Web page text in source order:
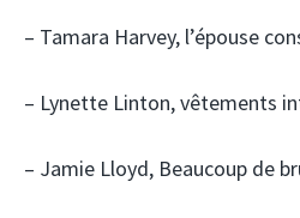
– Tamara Harvey, l’épouse
– Lynette Linton, vêtements
– Jamie Lloyd, Beaucoup de